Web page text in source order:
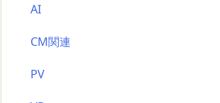
AI
CM関連
PV